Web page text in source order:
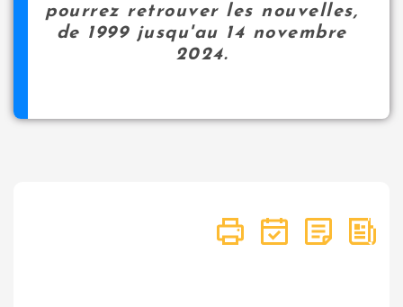
pourrez retrouver les nouvelles,
de 1999 jusqu'au 14 novembre
2024.